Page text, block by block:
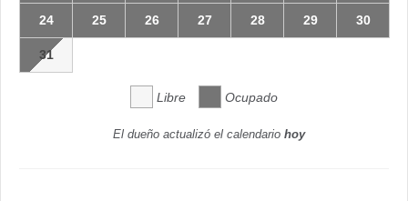
24 25 26 27 28 29 30
31
Libre Ocupado
El dueño actualizó el calendario hoy